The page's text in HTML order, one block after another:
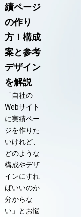
績ページ
の作り
方！構成
案と参考
デザイン
を解説
「自社の
Webサイト
に実績ペー
ジを作りた
いけれど、
どのような
構成やデザ
インにすれ
ばいいのか
分からな
い」とお悩